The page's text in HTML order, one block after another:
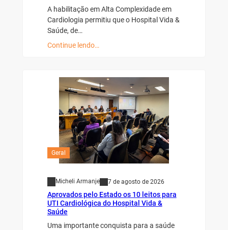
A habilitação em Alta Complexidade em
Cardiologia permitiu que o Hospital Vida &
Saúde, de…
Continue lendo…
Geral
Micheli Armanje 7 de agosto de 2026
Aprovados pelo Estado os 10 leitos para
UTI Cardiológica do Hospital Vida &
Saúde
Uma importante conquista para a saúde